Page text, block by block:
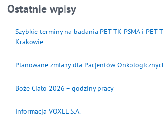
Ostatnie wpisy
Szybkie terminy na badania PET-TK PSMA i PET-
Krakowie
Planowane zmiany dla Pacjentów
Boże Ciało 2026 – godziny pracy
Informacja VOXEL S.A.